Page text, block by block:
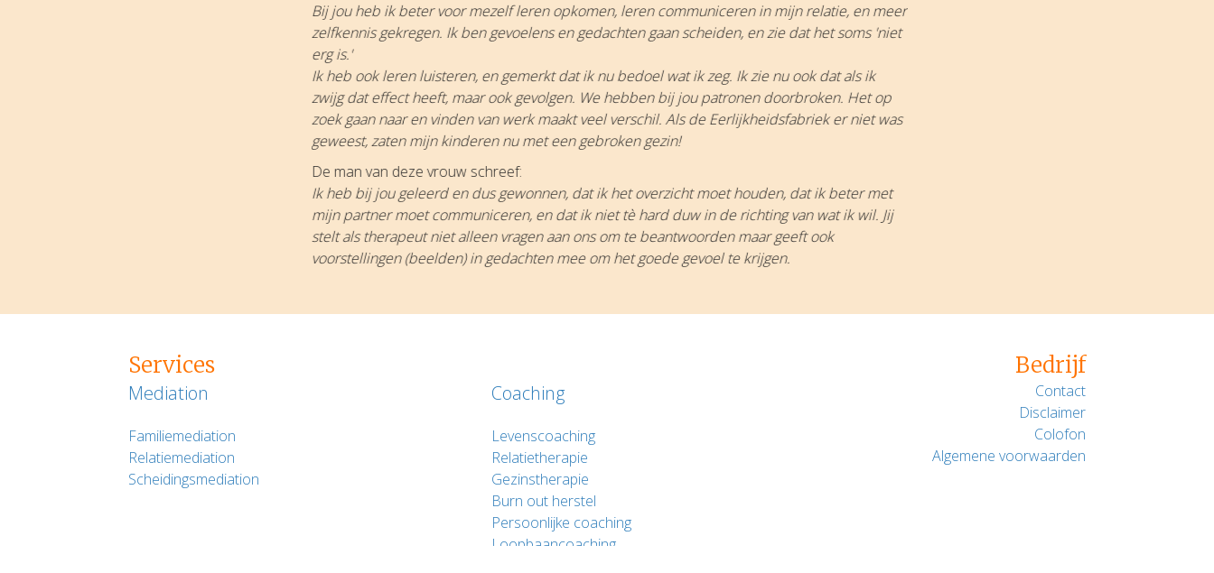
Bij jou heb ik beter voor mezelf leren opkomen, leren communiceren in mijn relatie, en meer
zelfkennis gekregen. Ik ben gevoelens en gedachten gaan scheiden, en zie dat het soms 'niet
erg is.'
Ik heb ook leren luisteren, en gemerkt dat ik nu bedoel wat ik zeg. Ik zie nu ook dat als ik
zwijg dat effect heeft, maar ook gevolgen. We hebben bij jou patronen doorbroken. Het op
zoek gaan naar en vinden van werk maakt veel verschil. Als de Eerlijkheidsfabriek er niet was
geweest, zaten mijn kinderen nu met een gebroken gezin!
De man van deze vrouw schreef:
Ik heb bij jou geleerd en dus gewonnen, dat ik het overzicht moet houden, dat ik beter met
mijn partner moet communiceren, en dat ik niet tè hard duw in de richting van wat ik wil. Jij
stelt als therapeut niet alleen vragen aan ons om te beantwoorden maar geeft ook
voorstellingen (beelden) in gedachten mee om het goede gevoel te krijgen.
Mijn echtgenote en ik hadden toch vrij
Services Bedrijf
Mediation
Familiemediation
Relatiemediation
Scheidingsmediation
Coaching
Levenscoaching
Relatietherapie
Gezinstherapie
Burn out herstel
Persoonlijke coaching
Loopbaancoaching
Contact
Disclaimer
Colofon
Algemene voorwaarden